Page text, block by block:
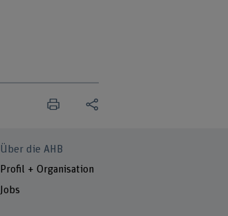
Über die AHB
Profil + Organisation
Jobs